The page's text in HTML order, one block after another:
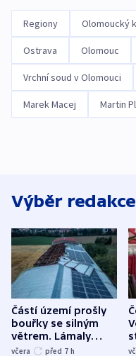
Regiony Olomoucký
Ostrava Olomouc
Vrchní soud v Olomouci
Marek Macej Martin
Výběr redakce
Částí území prošly
bouřky se silným
větrem. Lámaly
stromy a poničily
včera před 7 h